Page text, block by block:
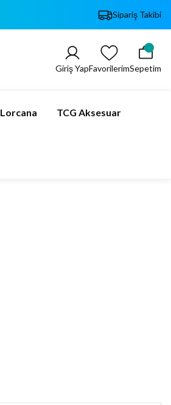
Sipariş Takibi
Giriş YapFavorilerimSepetim
Lorcana TCG Aksesuar